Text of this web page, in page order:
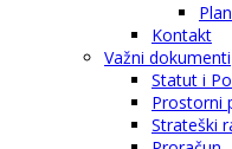
Kontakt
Važni dokumenti
Statut i
Prostorni
Strateški